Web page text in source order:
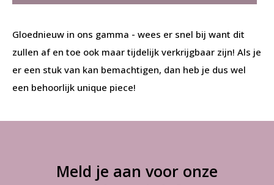
Gloednieuw in ons gamma - wees er snel bij want dit
zullen af en toe ook maar tijdelijk verkrijgbaar zijn! Als je
er een stuk van kan bemachtigen, dan heb je dus wel
een behoorlijk unique piece!
Meld je aan voor onze